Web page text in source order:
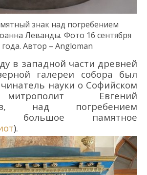
знак над погребением
а Леванды. Фото 16 сентября
года. Автор – Angloman
в западной части древней
галереи собора был
науки о Софийском
Евгений
над погребением
большое памятное
).